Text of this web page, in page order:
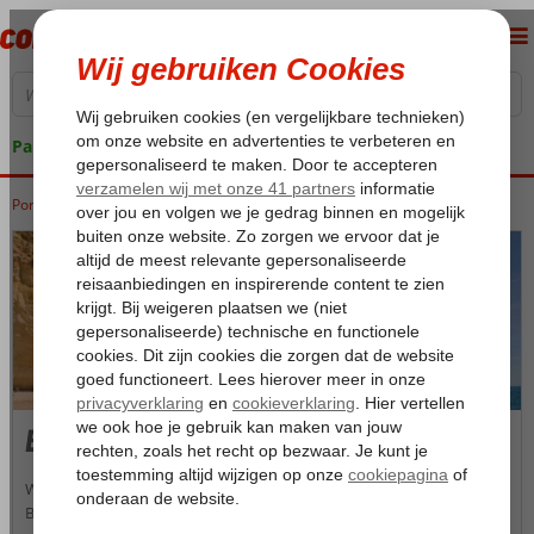
Pakketgarantie
Home
Portugal Algarve Algarve Bingoreizen Algarve
Bingoreizen Algarve
Wil je voordelig vakantie vieren aan de Algarve? Boek dan snel een
Bingoreis bij Corendon. Je kiest zelf de hotelcategorie en de